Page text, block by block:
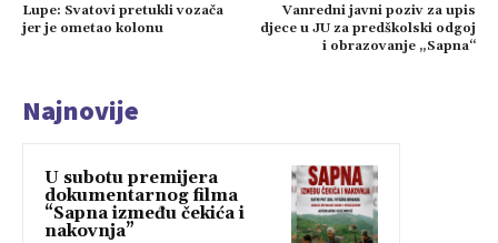
Lupe: Svatovi pretukli vozača
jer je ometao kolonu
Vanredni javni poziv za upis
djece u JU za predškolski odgoj
i obrazovanje „Sapna“
Najnovije
U subotu premijera
dokumentarnog filma
“Sapna između čekića i
nakovnja”